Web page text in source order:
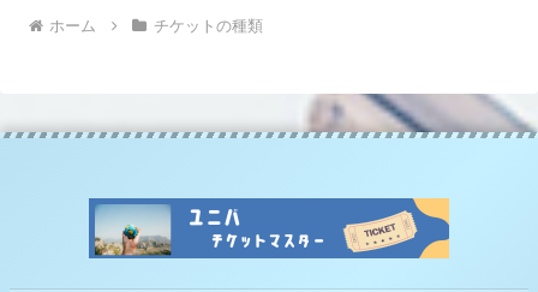
ホーム チケットの種類